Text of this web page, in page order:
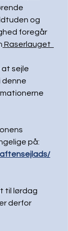
og
foregår
Raserlauget
at sejle
denne
på:
derfor